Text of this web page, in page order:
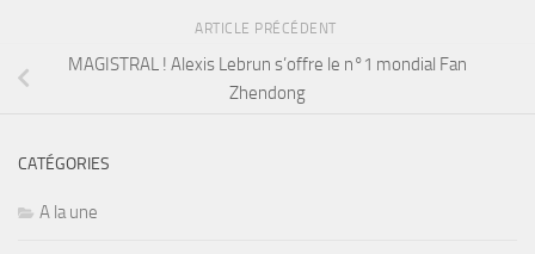
ARTICLE PRÉCÉDENT
MAGISTRAL ! Alexis Lebrun s’offre le n°1 mondial Fan
Zhendong
CATÉGORIES
A la une